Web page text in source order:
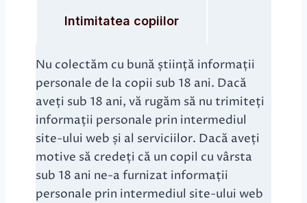
Intimitatea copiilor
Nu colectăm cu bună știință informații
personale de la copii sub 18 ani. Dacă
aveți sub 18 ani, vă rugăm să nu trimiteți
informații personale prin intermediul
site-ului web și al serviciilor. Dacă aveți
motive să credeți că un copil cu vârsta
sub 18 ani ne-a furnizat informații
personale prin intermediul site-ului web